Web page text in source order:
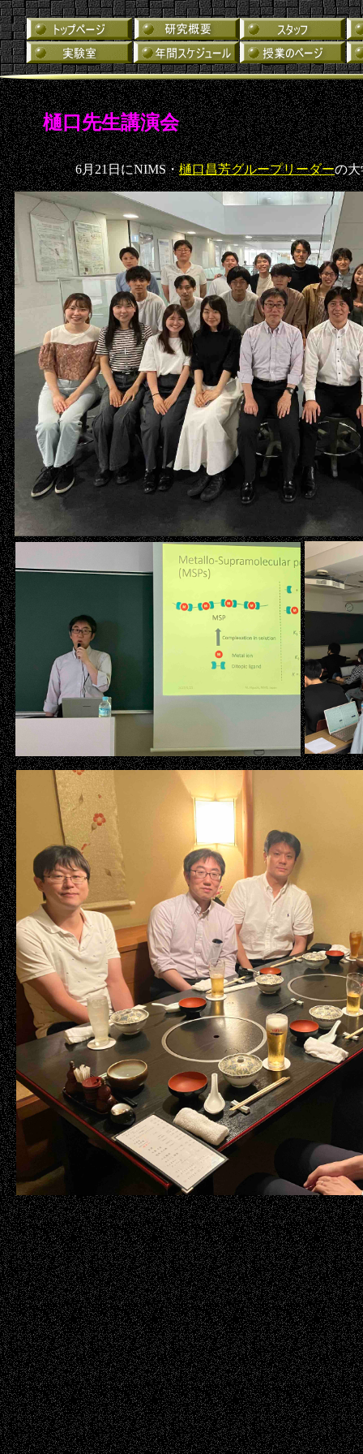
樋口先生講演会
6月21日にNIMS・樋口昌芳グループリーダーの